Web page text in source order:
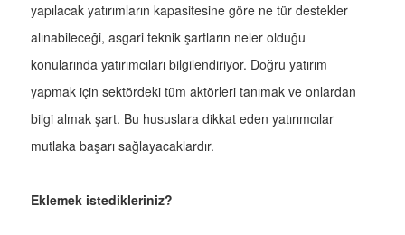
yapılacak yatırımların kapasitesine göre ne tür destekler
alınabileceği, asgari teknik şartların neler olduğu
konularında yatırımcıları bilgilendiriyor. Doğru yatırım
yapmak için sektördeki tüm aktörleri tanımak ve onlardan
bilgi almak şart. Bu hususlara dikkat eden yatırımcılar
mutlaka başarı sağlayacaklardır.
Eklemek istedikleriniz?